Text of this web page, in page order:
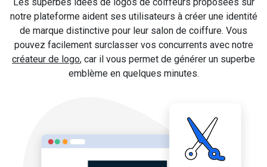
notre plateforme aident ses utilisateurs à créer une identité
de marque distinctive pour leur salon de coiffure. Vous
pouvez facilement surclasser vos concurrents avec notre
créateur de logo, car il vous permet de générer un superbe
emblème en quelques minutes.